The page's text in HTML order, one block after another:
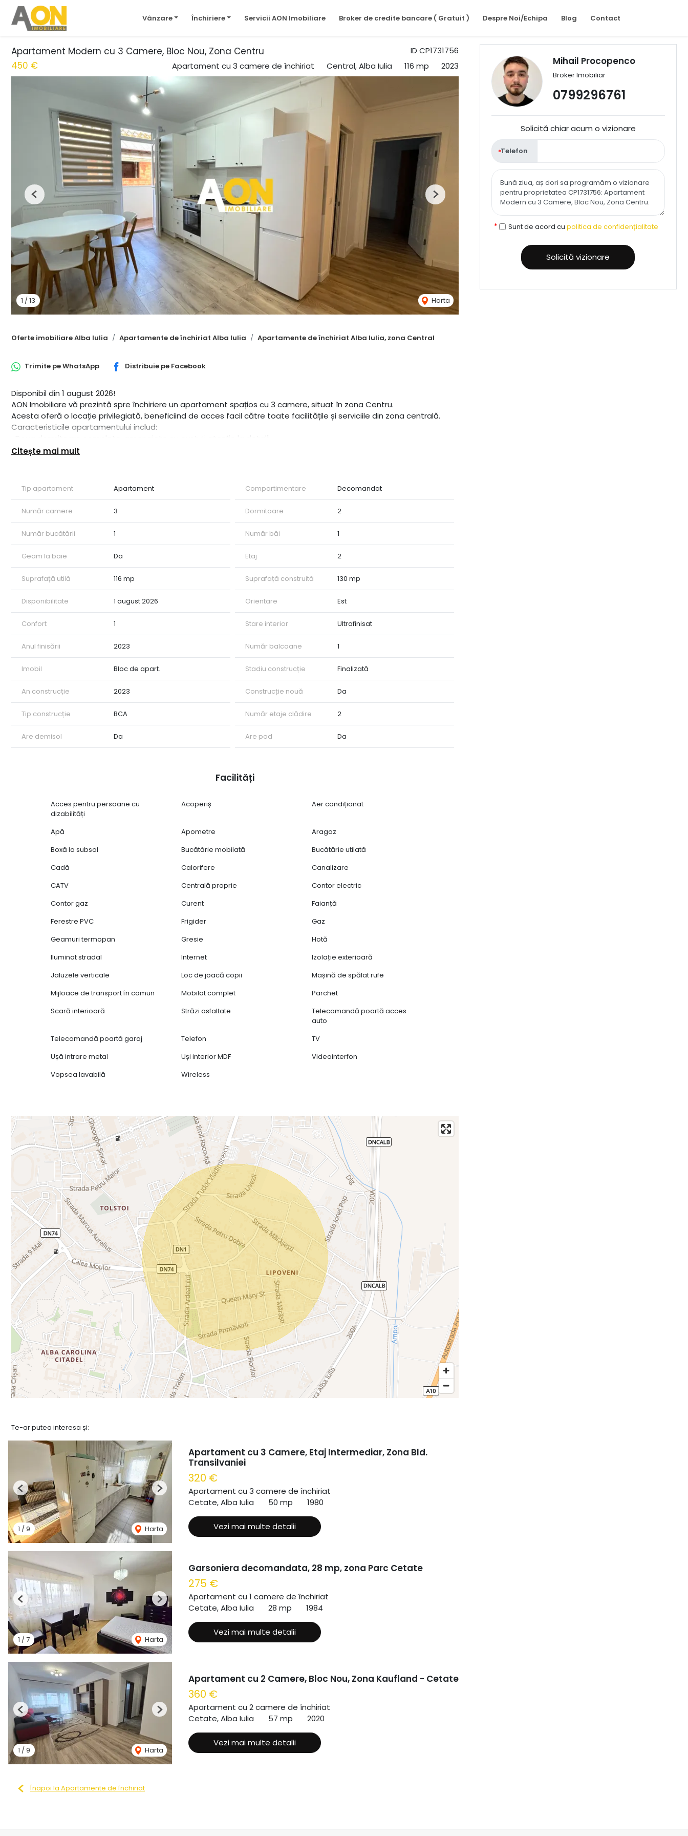
Vânzare Închiriere Servicii AON Imobiliare Broker de credite bancare ( Gratuit ) Despre Noi/Echipa Blog Contact
ID CP1731756
Apartament Modern cu 3 Camere, Bloc Nou, Zona Centru
450 €
Apartament cu 3 camere de închiriat Central, Alba Iulia 116 mp 2023
1 / 13 Harta
Previous Next
Oferte imobiliare Alba Iulia Apartamente de închiriat Alba Iulia Apartamente de închiriat Alba Iulia, zona Central
Trimite peWhatsApp Distribuie pe Facebook
Disponibil din 1 august 2026!
AON Imobiliare vă prezintă spre închiriere un apartament spațios cu 3 camere, situat în zona Centru.
Acesta oferă o locație privilegiată, beneficiind de acces facil către toate facilitățile și serviciile din zona centrală.
Caracteristicile apartamentului includ:
Fiecare dormitor oferă spațiu generos pentru mobilier și confort. Scara interioară duce către dormitorul principal care
Bucătăria este complet utilată, oferind toate facilitățile necesare pentru prepararea meselor delicioase.
-Baie: Apartamentul dispune de o baie modernă, elegantă și dotată cu toate utilitățile necesare.
-Balcon:
Apartamentul este complet utilat și mobilat cu mobilier de calitate și echipat cu electrocasnice moderne.
Aceasta este o oportunitate unică de a vă muta într-un apartament confortabil și elegant, fără a vă face griji cu
Nu ratați ocazia de a inchiria acest apartament cu 3 camere, complet utilat și mobilat, situat într-o locație centrală
privilegiată!
Pentru mai multe informații și pentru a programa o vizionare, vă rugăm să ne contactați!
Citește mai mult
Tip apartament Apartament Compartimentare Decomandat
Număr camere 3 Dormitoare 2
Număr bucătării 1 Număr băi 1
Geam la baie Da Etaj 2
Suprafață utilă 116 mp Suprafață construită 130 mp
Disponibilitate 1 august 2026 Orientare Est
Confort 1 Stare interior Ultrafinisat
Anul finisării 2023 Număr balcoane 1
Imobil Bloc de apart. Stadiu construcție Finalizată
An construcție 2023 Construcție nouă Da
Tip construcție BCA Număr etaje clădire 2
Are demisol Da Are pod Da
Facilități
Acces pentru persoane cu
dizabilități
Acoperiș Aer condiționat
Apă Apometre
Aragaz
Boxă la subsol
Bucătărie mobilată
Bucătărie utilată
Cadă
Calorifere
Canalizare
CATV
Centrală proprie
Contor electric
Contor gaz
Curent
Faianță
Ferestre PVC
Frigider
Gaz
Geamuri termopan
Gresie
Hotă
Iluminat stradal
Internet
Izolație exterioară
Jaluzele verticale
Loc de joacă copii
Mașină de spălat rufe
Mijloace de transport în comun
Mobilat complet
Parchet
Scară interioară
Străzi asfaltate
Telecomandă poartă acces
auto
Telecomandă poartă garaj
Telefon
TV
Ușă intrare metal
Uși interior MDF
Videointerfon
Vopsea lavabilă
Wireless
Mihail Procopenco
Broker Imobiliar
0799296761
Solicită chiar acum o vizionare
Telefon
Sunt de acord cu politica de confidențialitate
Solicită vizionare
Te-ar putea interesa și:
1 /9 Harta
Previous Next
Apartament cu 3 Camere, Etaj Intermediar, Zona Bld.
Transilvaniei
320 €
Apartament cu 3 camere de închiriat
Cetate, Alba Iulia
50 mp 1980
Vezi mai multe detalii
1 /7 Harta
Previous Next
Garsoniera decomandata, 28 mp, zona Parc Cetate
275 €
Apartament cu 1 camere de închiriat
Cetate, Alba Iulia
28 mp 1984
Vezi mai multe detalii
1 /9 Harta
Previous Next
Apartament cu 2 Camere, Bloc Nou, Zona Kaufland - Cetate
360 €
Apartament cu 2 camere de închiriat
Cetate, Alba Iulia
57 mp 2020
Vezi mai multe detalii
Înapoi la Apartamente de închiriat